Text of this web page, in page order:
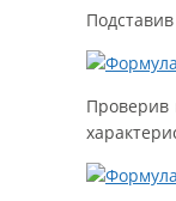
Проверив